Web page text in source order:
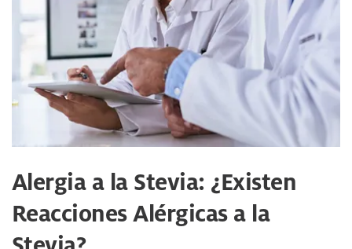
Alergia a la Stevia: ¿Existen
Reacciones Alérgicas a la